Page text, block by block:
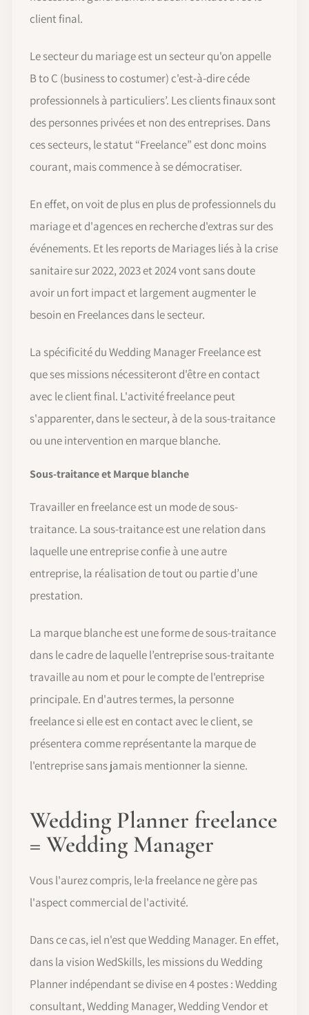
client final.
Le secteur du mariage est un secteur qu'on appelle
B to C (business to costumer) c'est-à-dire céde
professionnels à particuliers’. Les clients finaux sont
des personnes privées et non des entreprises. Dans
ces secteurs, le statut “Freelance” est donc moins
courant, mais commence à se démocratiser.
En effet, on voit de plus en plus de professionnels du
mariage et d'agences en recherche d'extras sur des
événements. Et les reports de Mariages liés à la crise
sanitaire sur 2022, 2023 et 2024 vont sans doute
avoir un fort impact et largement augmenter le
besoin en Freelances dans le secteur.
La spécificité du Wedding Manager Freelance est
que ses missions nécessiteront d'être en contact
avec le client final. L'activité freelance peut
s'apparenter, dans le secteur, à de la sous-traitance
ou une intervention en marque blanche.
Sous-traitance et Marque blanche
Travailler en freelance est un mode de sous-
traitance. La sous-traitance est une relation dans
laquelle une entreprise confie à une autre
entreprise, la réalisation de tout ou partie d’une
prestation.
La marque blanche est une forme de sous-traitance
dans le cadre de laquelle l’entreprise sous-traitante
travaille au nom et pour le compte de l'entreprise
principale. En d'autres termes, la personne
freelance si elle est en contact avec le client, se
présentera comme représentante la marque de
l'entreprise sans jamais mentionner la sienne.
Wedding Planner freelance
= Wedding Manager
Vous l'aurez compris, le·la freelance ne gère pas
l'aspect commercial de l'activité.
Dans ce cas, iel n'est que Wedding Manager. En effet,
dans la vision WedSkills, les missions du Wedding
Planner indépendant se divise en 4 postes : Wedding
consultant, Wedding Manager, Wedding Vendor et